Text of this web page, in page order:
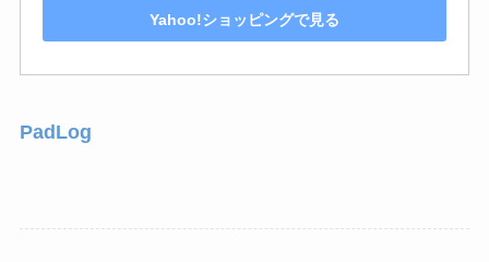
Yahoo!ショッピングで見る
PadLog